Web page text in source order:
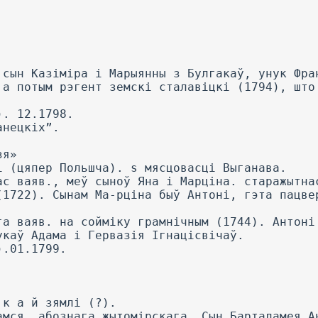
Казіміра і Марыянны з Булгакаў, унук
потым рэгент земскі сталавіцкі (1794),
12.1798.
(цяпер Польшча). s мясцовасці Выганава.
ваяв., меў сыноў Яна і Марціна.
Сынам Ма-рціна быў Антоні, гэта
ваяв. на сойміку грамнічным (1744).
Адама і Гервазія Ігнацісвічаў.
а й зямлі (?).